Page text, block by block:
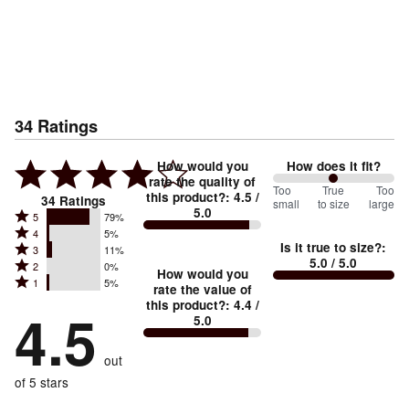
34 Ratings
34 Ratings
Rated
5
stars
by
reviewers
5 79%
Rated
4
stars
by
of
reviewers
4 5%
Rated
3
stars
11%
of
reviewers
3 11%
Rated
2
by
0%
reviewers
2 0%
Rated
stars
by
5%
of
1 5%
4.5 out
of 5 stars
How would you
rate the quality of
this product?: 4.5 /
5.0
How would you
rate the value of
this product?: 4.4 /
5.0
How does it fit?
100
between
small
and
Too
small
True
to size
Too
large
Is it true to size?:
5.0 / 5.0